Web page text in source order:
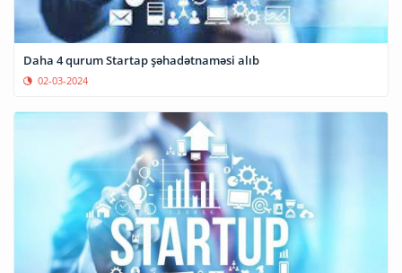
Daha 4 qurum Startap şəhadətnaməsi alıb
02-03-2024